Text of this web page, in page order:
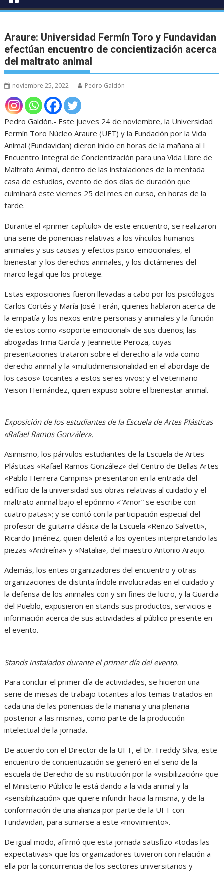
Araure: Universidad Fermín Toro y Fundavidan
efectúan encuentro de concientización acerca
del maltrato animal
noviembre 25, 2022 Pedro Galdón
Pedro Galdón.- Este jueves 24 de noviembre, la Universidad
Fermín Toro Núcleo Araure (UFT) y la Fundación por la Vida
Animal (Fundavidan) dieron inicio en horas de la mañana al I
Encuentro Integral de Concientización para una Vida Libre de
Maltrato Animal, dentro de las instalaciones de la mentada
casa de estudios, evento de dos días de duración que
culminará este viernes 25 del mes en curso, en horas de la
tarde.
Durante el «primer capítulo» de este encuentro, se realizaron
una serie de ponencias relativas a los vínculos humanos-
animales y sus causas y efectos psico-emocionales, el
bienestar y los derechos animales, y los dictámenes del
marco legal que los protege.
Estas exposiciones fueron llevadas a cabo por los psicólogos
Carlos Cortés y María José Terán, quienes hablaron acerca de
la empatía y los nexos entre personas y animales y la función
de estos como «soporte emocional» de sus dueños; las
abogadas Irma García y Jeannette Peroza, cuyas
presentaciones trataron sobre el derecho a la vida como
derecho animal y la «multidimensionalidad en el abordaje de
los casos» tocantes a estos seres vivos; y el veterinario
Yeison Hernández, quien expuso sobre el bienestar animal.
Exposición de los estudiantes de la Escuela de Artes Plásticas
«Rafael Ramos González».
Asimismo, los párvulos estudiantes de la Escuela de Artes
Plásticas «Rafael Ramos González» del Centro de Bellas Artes
«Pablo Herrera Campins» presentaron en la entrada del
edificio de la universidad sus obras relativas al cuidado y el
maltrato animal bajo el epónimo «“Amor” se escribe con
cuatro patas»; y se contó con la participación especial del
profesor de guitarra clásica de la Escuela «Renzo Salvetti»,
Ricardo Jiménez, quien deleitó a los oyentes interpretando las
piezas «Andreína» y «Natalia», del maestro Antonio Araujo.
Además, los entes organizadores del encuentro y otras
organizaciones de distinta índole involucradas en el cuidado y
la defensa de los animales con y sin fines de lucro, y la Guardia
del Pueblo, expusieron en stands sus productos, servicios e
información acerca de sus actividades al público presente en
el evento.
Stands instalados durante el primer día del evento.
Para concluir el primer día de actividades, se hicieron una
serie de mesas de trabajo tocantes a los temas tratados en
cada una de las ponencias de la mañana y una plenaria
posterior a las mismas, como parte de la producción
intelectual de la jornada.
De acuerdo con el Director de la UFT, el Dr. Freddy Silva, este
encuentro de concientización se generó en el seno de la
escuela de Derecho de su institución por la «visibilización» que
el Ministerio Público le está dando a la vida animal y la
«sensibilización» que quiere infundir hacia la misma, y de la
conformación de una alianza por parte de la UFT con
Fundavidan, para sumarse a este «movimiento».
De igual modo, afirmó que esta jornada satisfizo «todas las
expectativas» que los organizadores tuvieron con relación a
ella por la concurrencia de los sectores universitarios y